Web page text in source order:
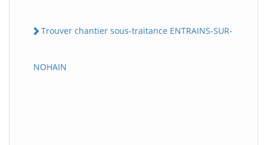
Trouver chantier sous-traitance ENTRAINS-SUR-
NOHAIN